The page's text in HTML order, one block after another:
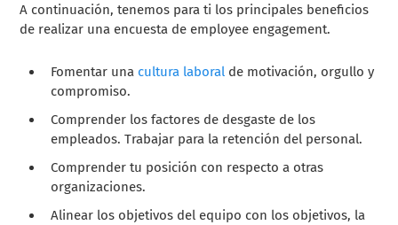
A continuación, tenemos para ti los principales beneficios
de realizar una encuesta de employee engagement.
Fomentar una cultura laboral de motivación, orgullo y
compromiso.
Comprender los factores de desgaste de los
empleados. Trabajar para la retención del personal.
Comprender tu posición con respecto a otras
organizaciones.
Alinear los objetivos del equipo con los objetivos, la